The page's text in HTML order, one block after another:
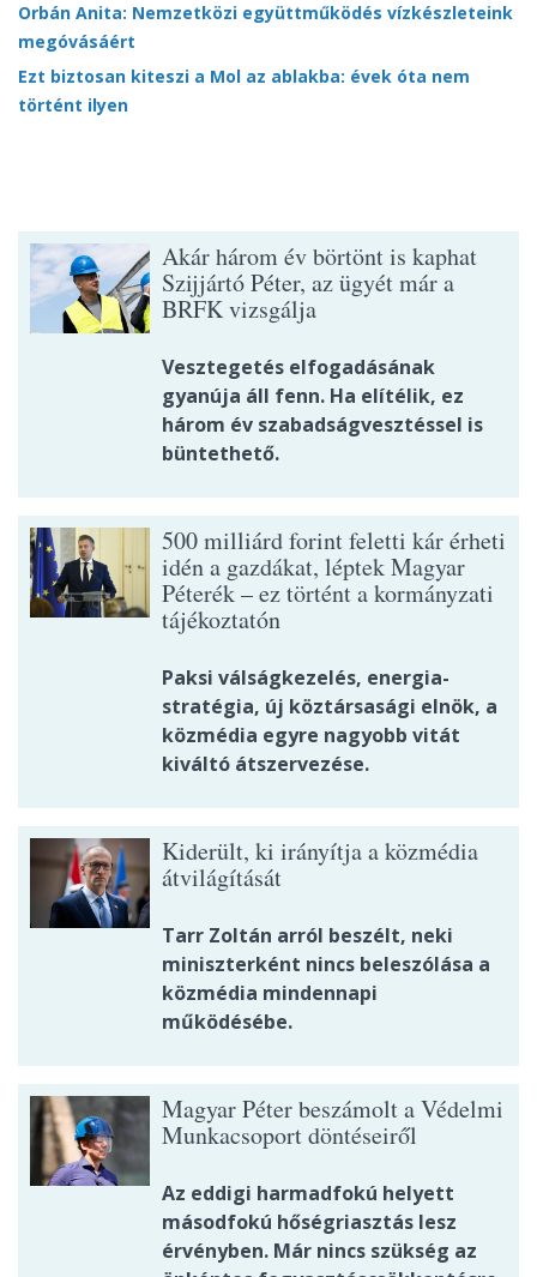
Orbán Anita: Nemzetközi együttműködés vízkészleteink
megóvásáért
Ezt biztosan kiteszi a Mol az ablakba: évek óta nem
történt ilyen
Akár három év börtönt is kaphat
Szijjártó Péter, az ügyét már a
BRFK vizsgálja
Vesztegetés elfogadásának
gyanúja áll fenn. Ha elítélik, ez
három év szabadságvesztéssel is
büntethető.
500 milliárd forint feletti kár érheti
idén a gazdákat, léptek Magyar
Péterék – ez történt a kormányzati
tájékoztatón
Paksi válságkezelés, energia-
stratégia, új köztársasági elnök, a
közmédia egyre nagyobb vitát
kiváltó átszervezése.
Kiderült, ki irányítja a közmédia
átvilágítását
Tarr Zoltán arról beszélt, neki
miniszterként nincs beleszólása a
közmédia mindennapi
működésébe.
Magyar Péter beszámolt a Védelmi
Munkacsoport döntéseiről
Az eddigi harmadfokú helyett
másodfokú hőségriasztás lesz
érvényben. Már nincs szükség az